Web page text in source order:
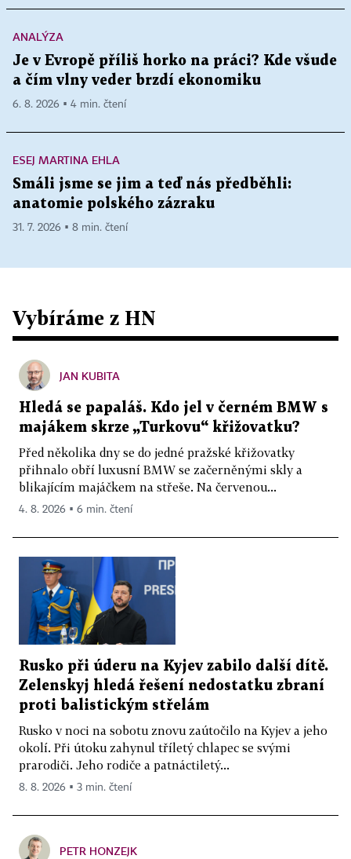
ANALÝZA
Je v Evropě příliš horko na práci? Kde všude
a čím vlny veder brzdí ekonomiku
6. 8. 2026 ▪ 4 min. čtení
ESEJ MARTINA EHLA
Smáli jsme se jim a teď nás předběhli:
anatomie polského zázraku
31. 7. 2026 ▪ 8 min. čtení
Vybíráme z HN
JAN KUBITA
Hledá se papaláš. Kdo jel v černém BMW s
majákem skrze „Turkovu“ křižovatku?
Před několika dny se do jedné pražské křižovatky
přihnalo obří luxusní BMW se začerněnými skly a
blikajícím majáčkem na střeše. Na červenou...
4. 8. 2026 ▪ 6 min. čtení
Rusko při úderu na Kyjev zabilo další dítě.
Zelenskyj hledá řešení nedostatku zbraní
proti balistickým střelám
Rusko v noci na sobotu znovu zaútočilo na Kyjev a jeho
okolí. Při útoku zahynul tříletý chlapec se svými
prarodiči. Jeho rodiče a patnáctiletý...
8. 8. 2026 ▪ 3 min. čtení
PETR HONZEJK